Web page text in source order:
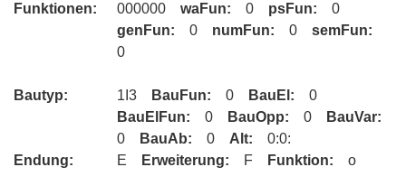
Funktionen:
000000 waFun: 0 psFun:
0
genFun:
0 numFun: 0 semFun:
0
Bautyp: 1I3 BauFun: 0 BauEl:
0
BauElFun:
0 BauOpp: 0
BauVar:
0
BauAb: 0 Alt:
0:0:
Endung:
E Erweiterung: F Funktion: o